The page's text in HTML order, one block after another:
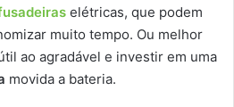
elétricas, que podem
muito tempo. Ou melhor
ao agradável e investir em uma
movida a bateria.